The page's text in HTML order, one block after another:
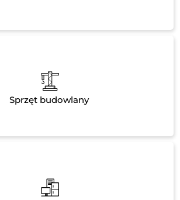
Sprzęt budowlany